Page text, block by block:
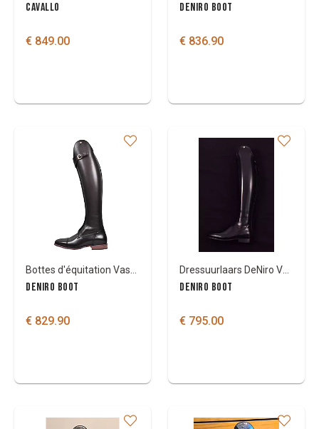
CAVALLO
€ 849.00
DENIRO BOOT
€ 836.90
DENIRO BOOT
€ 829.90
DENIRO BOOT
€ 795.00